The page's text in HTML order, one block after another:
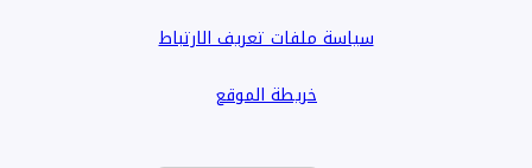
سياسة ملفات تعريف الارتباط
خريطة الموقع